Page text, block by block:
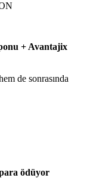
+ Avantajix
de sonrasında
ödüyor